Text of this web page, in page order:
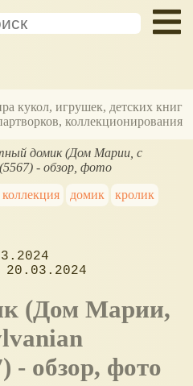
кукол, игрушек, детских книг
коллекционирования
домик (Дом Марии, с
- обзор, фото
коллекция домик
кролик
20.03.2024
- обзор, фото